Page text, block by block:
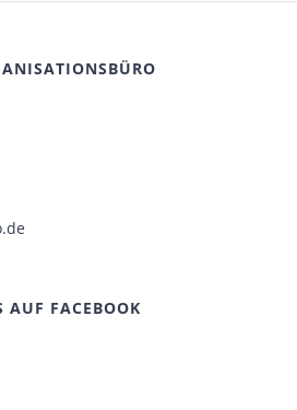
AUF FACEBOOK